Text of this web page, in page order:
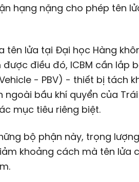
hạng nặng cho phép tên
tên lửa tại Đại học Hàng
điều đó, ICBM cần lắp
- PBV) - thiết bị tách
ngoài bầu khí quyển của
mục tiêu riêng biệt.
bộ phận này, trọng
khoảng cách mà tên lửa